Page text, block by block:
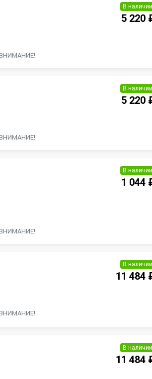
ВНИМАНИЕ!
В наличии
5 220
ВНИМАНИЕ!
В наличии
5 220
ВНИМАНИЕ!
В наличии
1 044
ВНИМАНИЕ!
В наличии
11 484
В наличии
11 484